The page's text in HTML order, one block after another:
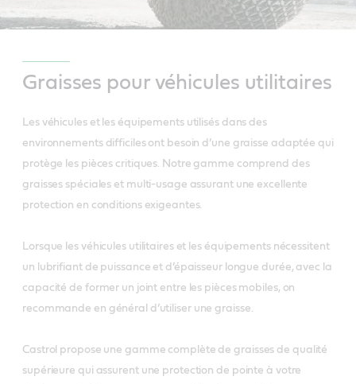
Graisses pour véhicules utilitaires
Les véhicules et les équipements utilisés dans des
environnements difficiles ont besoin d’une graisse adaptée qui
protège les pièces critiques. Notre gamme comprend des
graisses spéciales et multi-usage assurant une excellente
protection en conditions exigeantes.
Lorsque les véhicules utilitaires et les équipements nécessitent
un lubrifiant de puissance et d’épaisseur longue durée, avec la
capacité de former un joint entre les pièces mobiles, on
recommande en général d’utiliser une graisse.
Castrol propose une gamme complète de graisses de qualité
supérieure qui assurent une protection de pointe à votre